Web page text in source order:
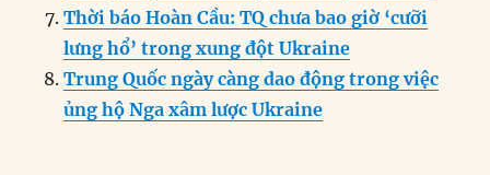
Thời báo Hoàn Cầu: TQ chưa bao giờ ‘cưỡi
lưng hổ’ trong xung đột Ukraine
Trung Quốc ngày càng dao động trong việc
ủng hộ Nga xâm lược Ukraine